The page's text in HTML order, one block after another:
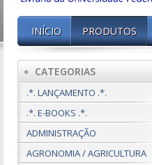
INÍCIO PRODUTOS
CATEGORIAS
.*. LANÇAMENTO .*.
.*. E-BOOKS .*.
ADMINISTRAÇÃO
AGRONOMIA / AGRICULTURA